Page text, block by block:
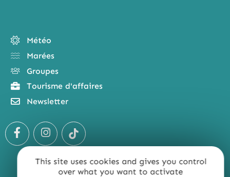
This site uses cookies and gives you control
over what you want to activate
Météo
Marées
Groupes
Tourisme d'affaires
Newsletter